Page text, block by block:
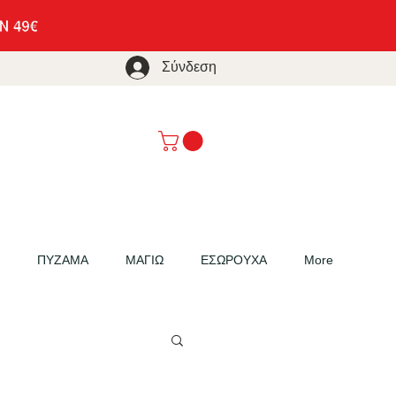
Σύνδεση
ΠΥΖΑΜΑ ΜΑΓΙΩ ΕΣΩΡΟΥΧΑ More